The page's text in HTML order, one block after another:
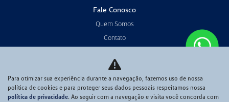
Fale Conosco
Quem Somos
Contato
Política de privacidade
Código de Conduta
Para otimizar sua experiência durante a navegação, fazemos uso de nossa
política de cookies e para proteger seus dados pessoais respeitamos nossa
política de privacidade. Ao seguir com a navegação e visita você concorda com